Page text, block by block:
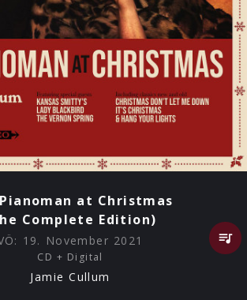
at Christmas
Complete Edition)
19. November 2021
CD + Digital
Jamie Cullum